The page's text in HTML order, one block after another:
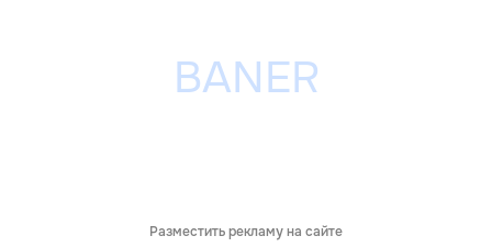
Разместить рекламу на сайте